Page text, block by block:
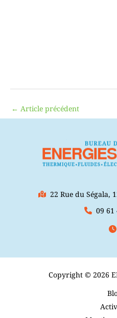
← Article précédent
22 Rue du Ségala,
09 61
Copyright © 2026